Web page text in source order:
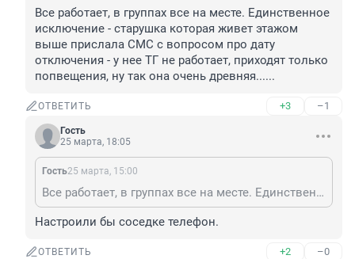
Все работает, в группах все на месте. Единственное
исключение - старушка которая живет этажом
выше прислала СМС с вопросом про дату
отключения - у нее ТГ не работает, приходят только
попвещения, ну так она очень древняя......
ОТВЕТИТЬ +3 –1
Гость
25 марта, 18:05
Гость25 марта, 15:00
Все работает, в группах все на месте. Единственное исключение - старушка которая живет этажом выше прислала СМС с вопросом про дату отключения - у нее ТГ не работает, приходят только попвещения, ну так она очень древняя......
Настроили бы соседке телефон.
ОТВЕТИТЬ +2 –0